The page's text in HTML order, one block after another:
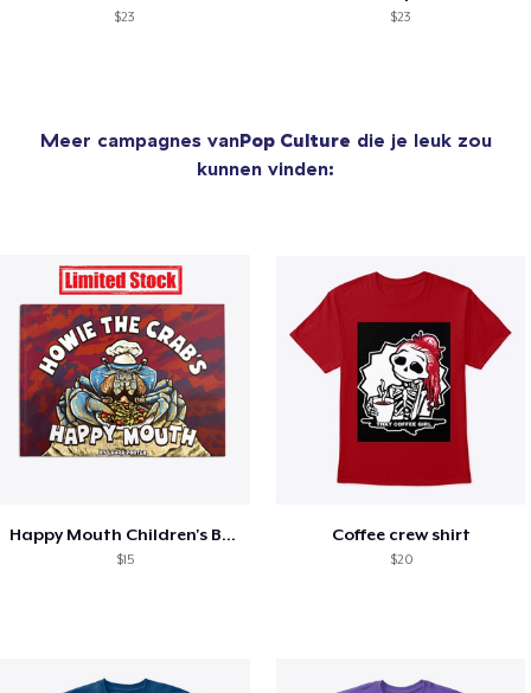
$23 $23
Meer campagnes vanPop Culture die je leuk zou
kunnen vinden:
Happy Mouth Children's Book
$15
Coffee crew shirt
$20